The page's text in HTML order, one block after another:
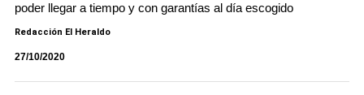
poder llegar a tiempo y con garantías al día escogido
Redacción El Heraldo
27/10/2020